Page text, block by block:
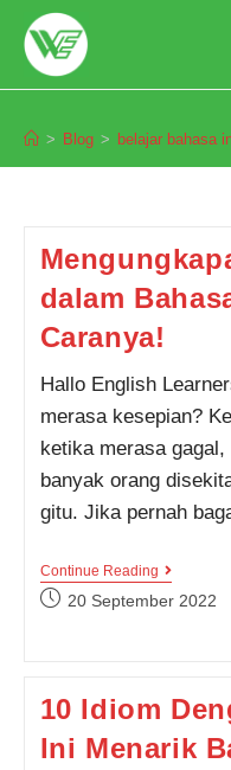
content
> Blog > belajar bahasa
dalam
Caranya!
Hallo English
merasa kesepian?
ketika merasa
banyak orang
gitu. Jika pernah
Continue Reading
Kesepian
Caranya!
Post20 September 2022
10 Idiom
Ini Menarik